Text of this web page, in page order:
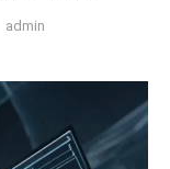
admin